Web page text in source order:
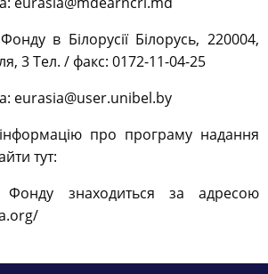
в Білорусії Білорусь, 220004,
3 Тел. / факс: 0172-11-04-25
eurasia@user.unibel.by
про програму надання
тут:
Фонду знаходиться за адресою